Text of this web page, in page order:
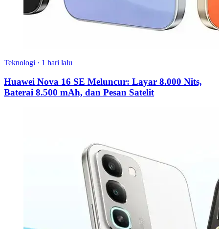
Teknologi · 1 hari lalu
Huawei Nova 16 SE Meluncur: Layar 8.000 Nits,
Baterai 8.500 mAh, dan Pesan Satelit